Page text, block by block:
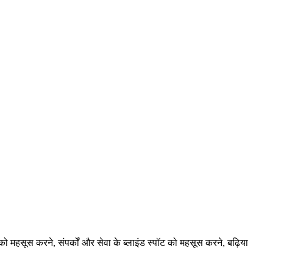
महसूस करने, संपर्कों और सेवा के ब्लाइंड स्पॉट को महसूस करने, बढ़िया